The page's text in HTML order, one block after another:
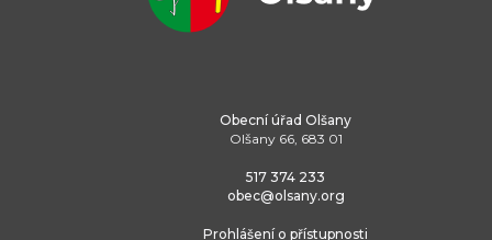
Obecní úřad Olšany
Olšany 66, 683 01
517 374 233
obec@olsany.org
Prohlášení o přístupnosti